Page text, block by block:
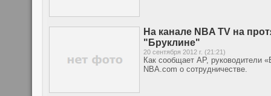
На канале NBA TV на
"Бруклине"
20 сентября 2012 г. (21:21)
Как сообщает AP, руководители
NBA.com о сотрудничестве.